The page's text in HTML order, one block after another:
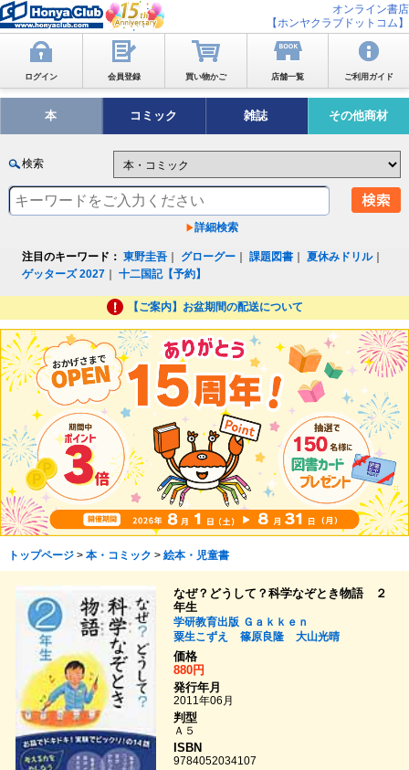
オンライン書店
【ホンヤクラブドットコム】
ログイン 会員登録 買い物かご 店舗一覧 ご利用ガイド
本 コミック 雑誌 その他商材
検索
詳細検索
注目のキーワード： 東野圭吾 グローグー ｜課題図書 ｜夏休みドリル｜
ゲッターズ 2027 ｜十二国記【予約】
【ご案内】お盆期間の配送について
トップページ> 本・コミック > 絵本・児童書
なぜ？どうして？科学なぞとき物語 ２
年生
学研教育出版 Ｇａｋｋｅｎ
粟生こずえ
篠原良隆
大山光晴
価格
880円
発行年月
2011年06月
判型
Ａ５
ISBN
9784052034107